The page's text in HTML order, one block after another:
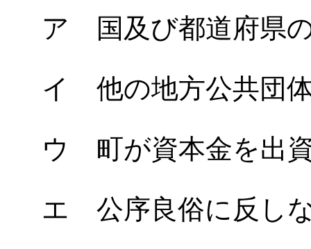
ア 国及び都道府県
イ 他の地方公共団
ウ 町が資本金を出
エ 公序良俗に反し